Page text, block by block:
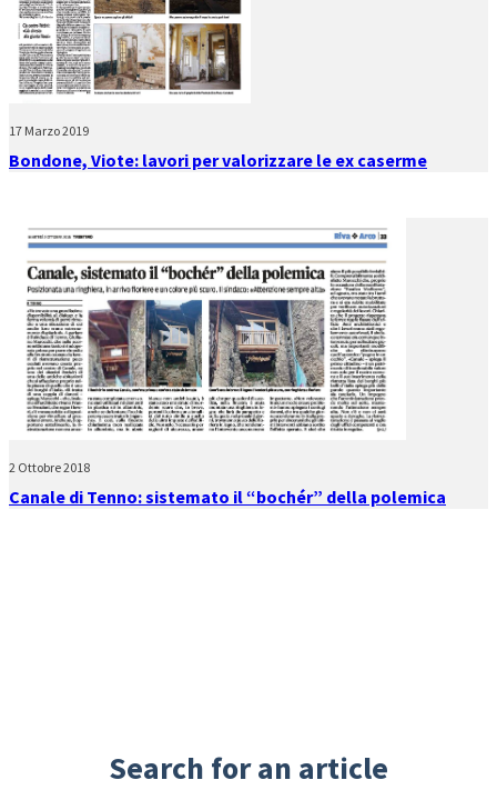
17 Marzo 2019
Bondone, Viote: lavori per valorizzare le ex caserme
2 Ottobre 2018
Canale di Tenno: sistemato il “bochér” della polemica
Search for an article